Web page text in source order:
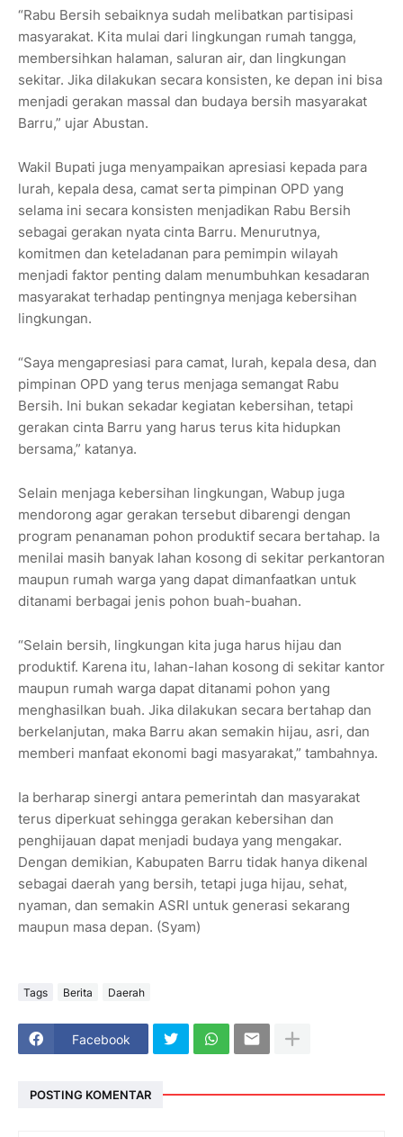
“Rabu Bersih sebaiknya sudah melibatkan partisipasi
masyarakat. Kita mulai dari lingkungan rumah tangga,
membersihkan halaman, saluran air, dan lingkungan
sekitar. Jika dilakukan secara konsisten, ke depan ini bisa
menjadi gerakan massal dan budaya bersih masyarakat
Barru,” ujar Abustan.
Wakil Bupati juga menyampaikan apresiasi kepada para
lurah, kepala desa, camat serta pimpinan OPD yang
selama ini secara konsisten menjadikan Rabu Bersih
sebagai gerakan nyata cinta Barru. Menurutnya,
komitmen dan keteladanan para pemimpin wilayah
menjadi faktor penting dalam menumbuhkan kesadaran
masyarakat terhadap pentingnya menjaga kebersihan
lingkungan.
“Saya mengapresiasi para camat, lurah, kepala desa, dan
pimpinan OPD yang terus menjaga semangat Rabu
Bersih. Ini bukan sekadar kegiatan kebersihan, tetapi
gerakan cinta Barru yang harus terus kita hidupkan
bersama,” katanya.
Selain menjaga kebersihan lingkungan, Wabup juga
mendorong agar gerakan tersebut dibarengi dengan
program penanaman pohon produktif secara bertahap. Ia
menilai masih banyak lahan kosong di sekitar perkantoran
maupun rumah warga yang dapat dimanfaatkan untuk
ditanami berbagai jenis pohon buah-buahan.
“Selain bersih, lingkungan kita juga harus hijau dan
produktif. Karena itu, lahan-lahan kosong di sekitar kantor
maupun rumah warga dapat ditanami pohon yang
menghasilkan buah. Jika dilakukan secara bertahap dan
berkelanjutan, maka Barru akan semakin hijau, asri, dan
memberi manfaat ekonomi bagi masyarakat,” tambahnya.
Ia berharap sinergi antara pemerintah dan masyarakat
terus diperkuat sehingga gerakan kebersihan dan
penghijauan dapat menjadi budaya yang mengakar.
Dengan demikian, Kabupaten Barru tidak hanya dikenal
sebagai daerah yang bersih, tetapi juga hijau, sehat,
nyaman, dan semakin ASRI untuk generasi sekarang
maupun masa depan. (Syam)
Tags Berita Daerah
Facebook
POSTING KOMENTAR